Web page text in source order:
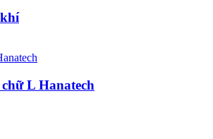
L Hanatech